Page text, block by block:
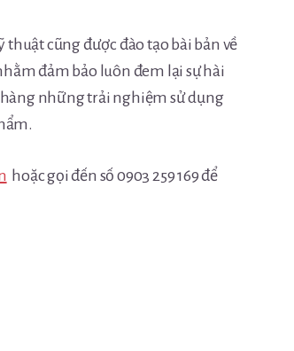
cũng được đào tạo bài bản về
đảm bảo luôn đem lại sự hài
hàng những trải nghiệm sử dụng
hoặc gọi đến số 0903 259 169 để